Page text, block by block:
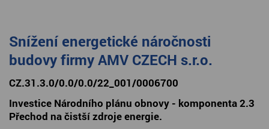
Snížení energetické náročnosti
budovy firmy AMV CZECH s.r.o.
CZ.31.3.0/0.0/0.0/22_001/0006700
Investice Národního plánu obnovy - komponenta 2.3
Přechod na čistší zdroje energie.